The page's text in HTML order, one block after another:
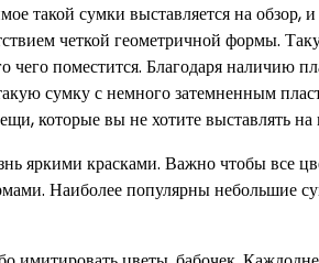
такой сумки выставляется на обзор,
четкой геометричной формы.
поместится. Благодаря наличию
сумку с немного затемненным
которые вы не хотите выставлять на
яркими красками. Важно чтобы все
Наиболее популярны небольшие